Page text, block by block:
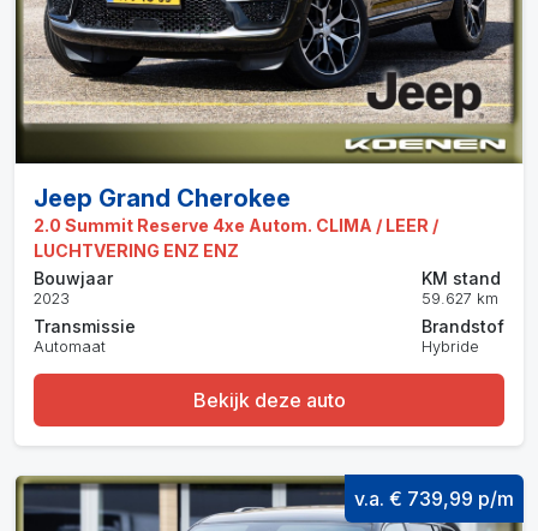
Jeep Grand Cherokee
2.0 Summit Reserve 4xe Autom. CLIMA / LEER /
LUCHTVERING ENZ ENZ
Bouwjaar
2023
Transmissie
Automaat
KM stand
59.627 km
Brandstof
Hybride
Bekijk deze auto
v.a. € 739,99 p/m